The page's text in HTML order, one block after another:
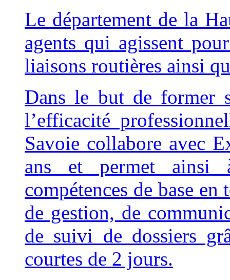
Le département de la
agents qui agissent
liaisons routières ainsi
Dans le but de former
l’efficacité
Savoie collabore avec
ans et permet ainsi
compétences de base
de gestion, de
de suivi de dossiers
courtes de 2 jours.